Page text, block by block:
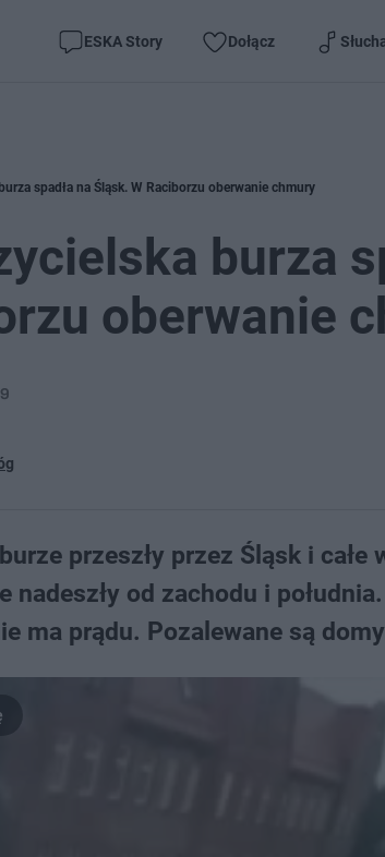
ESKA Story Dołącz
spadła na Śląsk. W Raciborzu oberwanie chmury
burza
oberwanie
przeszły przez Śląsk i
nadeszły od zachodu i
ma prądu. Pozalewane są